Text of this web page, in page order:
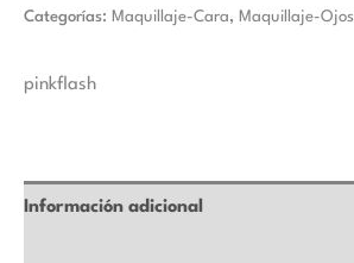
Categorías: Maquillaje-Cara, Maquillaje-Ojos
pinkflash
Información adicional